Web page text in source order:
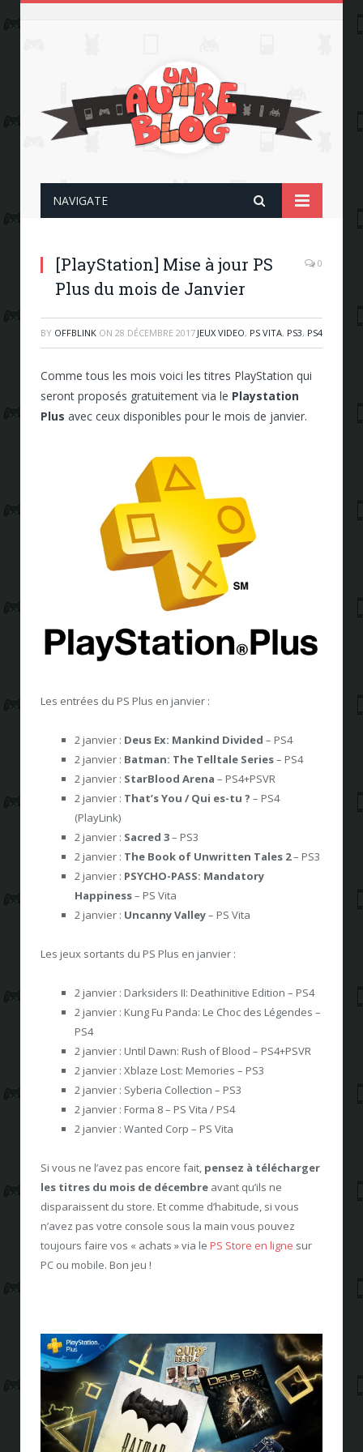
NAVIGATE
[PlayStation] Mise à jour PS
Plus du mois de Janvier
0
BY OFFBLINK ON 28 DÉCEMBRE 2017 JEUX VIDEO, PS VITA, PS3, PS4
Comme tous les mois voici les titres PlayStation qui
seront proposés gratuitement via le Playstation
Plus avec ceux disponibles pour le mois de janvier.
Les entrées du PS Plus en janvier :
2 janvier : Deus Ex: Mankind Divided – PS4
2 janvier : Batman: The Telltale Series– PS4
2 janvier : StarBlood Arena – PS4+PSVR
2 janvier : That’s You / Qui es-tu ? – PS4
(PlayLink)
2 janvier : Sacred 3– PS3
2 janvier : The Book of Unwritten Tales 2– PS3
2 janvier : PSYCHO-PASS: Mandatory
Happiness– PS Vita
2 janvier : Uncanny Valley– PS Vita
Les jeux sortants du PS Plus en janvier :
2 janvier : Darksiders II: Deathinitive Edition – PS4
2 janvier : Kung Fu Panda: Le Choc des Légendes –
PS4
2 janvier : Until Dawn: Rush of Blood – PS4+PSVR
2 janvier : Xblaze Lost: Memories – PS3
2 janvier : Syberia Collection – PS3
2 janvier : Forma 8 – PS Vita / PS4
2 janvier : Wanted Corp – PS Vita
Si vous ne l’avez pas encore fait, pensez à télécharger
les titres du mois de décembre avant qu’ils ne
disparaissent du store. Et comme d’habitude, si vous
n’avez pas votre console sous la main vous pouvez
toujours faire vos « achats » via le PS Store en ligne sur
PC ou mobile. Bon jeu !